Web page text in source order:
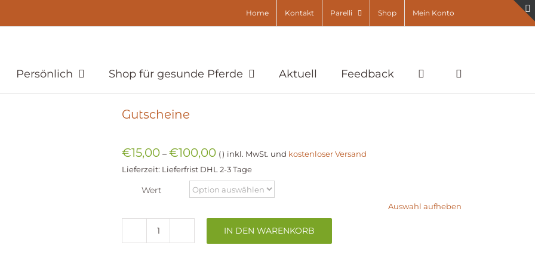
Home Kontakt Parelli Shop Mein Konto
Persönlich Shop für gesunde Pferde Aktuell Feedback
Gutscheine
€15,00 – €100,00 inkl. MwSt. und kostenloser Versand
Lieferzeit: Lieferfrist DHL 2-3 Tage
Wert
Auswahl aufheben
Gutscheine
IN DEN WARENKORB